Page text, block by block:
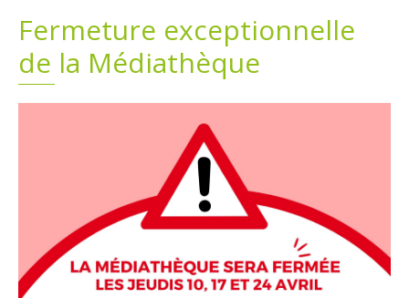
Fermeture exceptionnelle
de la Médiathèque
Plans
Demandes légales
Grands projets